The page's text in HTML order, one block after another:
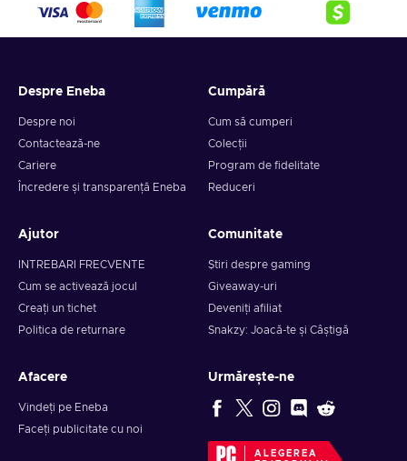
Despre Eneba
Despre noi
Contactează-ne
Cariere
Încredere și transparență Eneba
Cumpără
Cum să cumperi
Colecții
Program de fidelitate
Reduceri
Ajutor
INTREBARI FRECVENTE
Cum se activează jocul
Creați un tichet
Politica de returnare
Comunitate
Știri despre gaming
Giveaway-uri
Deveniți afiliat
Snakzy: Joacă-te și Câștigă
Afacere
Vindeți pe Eneba
Faceți publicitate cu noi
Urmărește-ne
ALEGEREA